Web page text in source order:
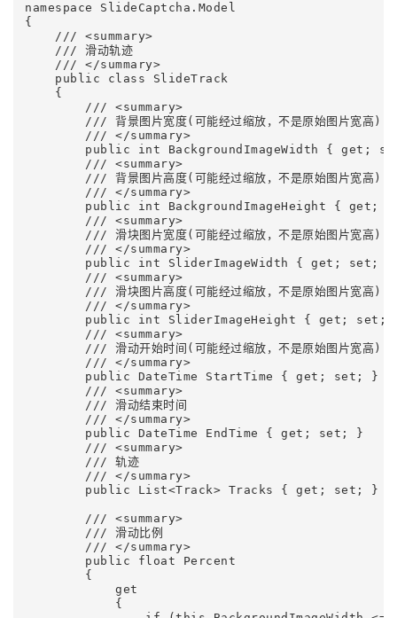
namespace SlideCaptcha.Model
{
    /// <summary>
    /// 滑动轨迹
    /// </summary>
    public class SlideTrack
    {
        /// <summary>
        /// 背景图片宽度(可能经过缩放，不是原始图片宽高)
        /// </summary>
public int BackgroundImageWidth { get;
        /// <summary>
        /// 背景图片高度(可能经过缩放，不是原始图片宽高)
        /// </summary>
public int BackgroundImageHeight { get;
        /// <summary>
        /// 滑块图片宽度(可能经过缩放，不是原始图片宽高)
        /// </summary>
        public int SliderImageWidth { get; set; }
        /// <summary>
        /// 滑块图片高度(可能经过缩放，不是原始图片宽高)
        /// </summary>
public int SliderImageHeight { get; set;
        /// <summary>
        /// 滑动开始时间(可能经过缩放，不是原始图片宽高)
        /// </summary>
        public DateTime StartTime { get; set; }
        /// <summary>
        /// 滑动结束时间
        /// </summary>
        public DateTime EndTime { get; set; }
        /// <summary>
        /// 轨迹
        /// </summary>
        public List<Track> Tracks { get; set; }
        /// <summary>
        /// 滑动比例
        /// </summary>
        public float Percent
        {
            get
            {